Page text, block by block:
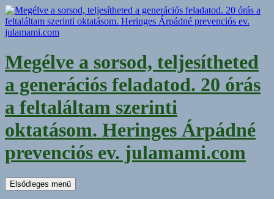
Kilépés
a
tartalomba
Megélve a sorsod, teljesítheted
a generációs feladatod. 20 órás
a feltaláltam szerinti
oktatásom. Heringes Árpádné
prevenciós ev. julamami.com
Keresés
Elsődleges menü